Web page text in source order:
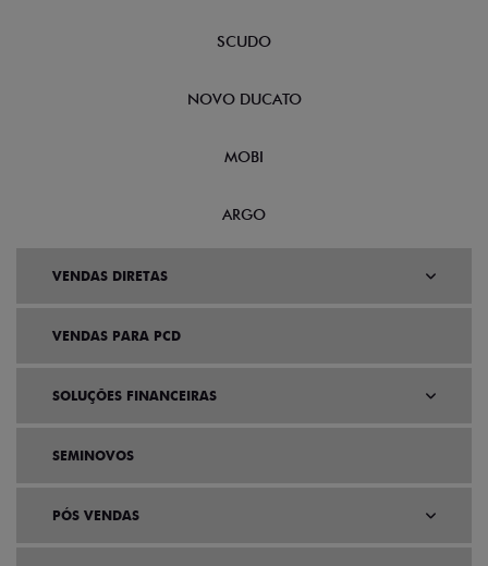
SCUDO
NOVO DUCATO
MOBI
ARGO
VENDAS DIRETAS
VENDAS PARA PCD
SOLUÇÕES FINANCEIRAS
SEMINOVOS
PÓS VENDAS